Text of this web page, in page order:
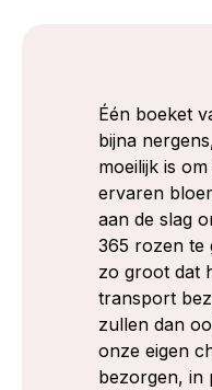
Één boeket
bijna
moeilijk is
ervaren
aan de slag
365 rozen te
zo groot dat
transport
zullen dan
onze eigen
bezorgen, in